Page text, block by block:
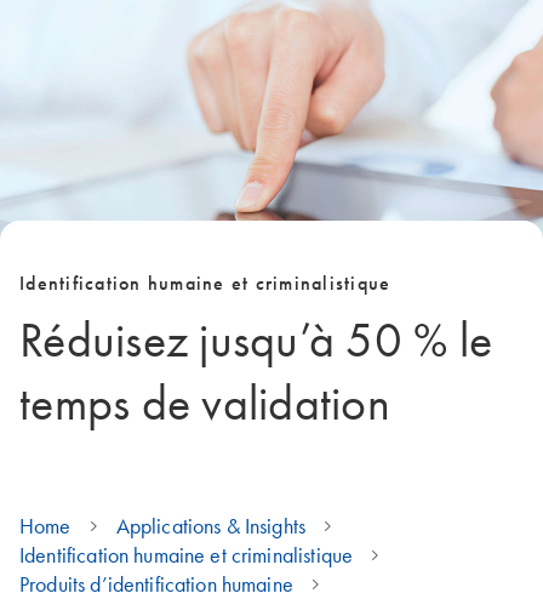
Identification humaine et criminalistique
Réduisez jusqu’à 50 % le
temps de validation
Home
Applications & Insights
Identification humaine et criminalistique
Produits d’identification humaine